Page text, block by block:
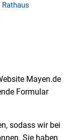
Rathaus
Mayen.de
Formular
sodass wir bei
Sie haben